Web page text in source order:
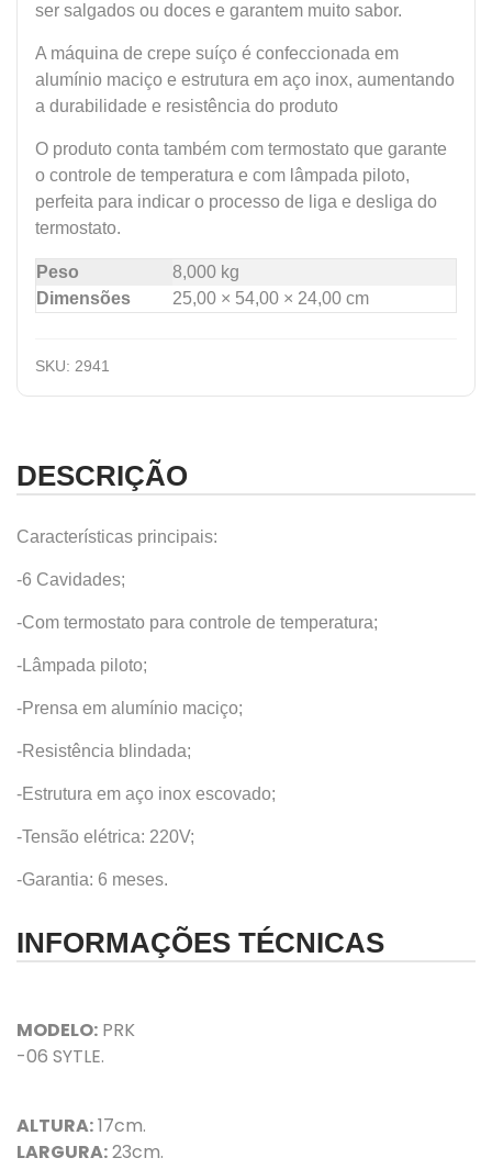
ser salgados ou doces e garantem muito sabor.
A máquina de crepe suíço é confeccionada em
alumínio maciço e estrutura em aço inox, aumentando
a durabilidade e resistência do produto
O produto conta também com termostato que garante
o controle de temperatura e com lâmpada piloto,
perfeita para indicar o processo de liga e desliga do
termostato.
Peso
8,000 kg
Dimensões
25,00 × 54,00 × 24,00 cm
SKU: 2941
DESCRIÇÃO
Características principais:
-6 Cavidades;
-Com termostato para controle de temperatura;
-Lâmpada piloto;
-Prensa em alumínio maciço;
-Resistência blindada;
-Estrutura em aço inox escovado;
-Tensão elétrica: 220V;
-Garantia: 6 meses.
INFORMAÇÕES TÉCNICAS
MODELO: PRK
-06 SYTLE.
ALTURA:17cm.
LARGURA:23cm.